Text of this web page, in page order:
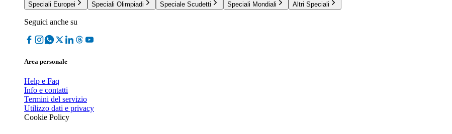
Speciali Europei
Speciali Olimpiadi Speciale Scudetti Speciali Mondiali Altri Speciali
Seguici anche su
Area personale
Help e Faq
Info e contatti
Termini del servizio
Utilizzo dati e privacy
Cookie Policy